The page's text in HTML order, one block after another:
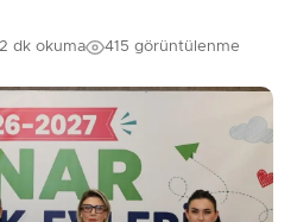
2 dk okuma 415 görüntülenme